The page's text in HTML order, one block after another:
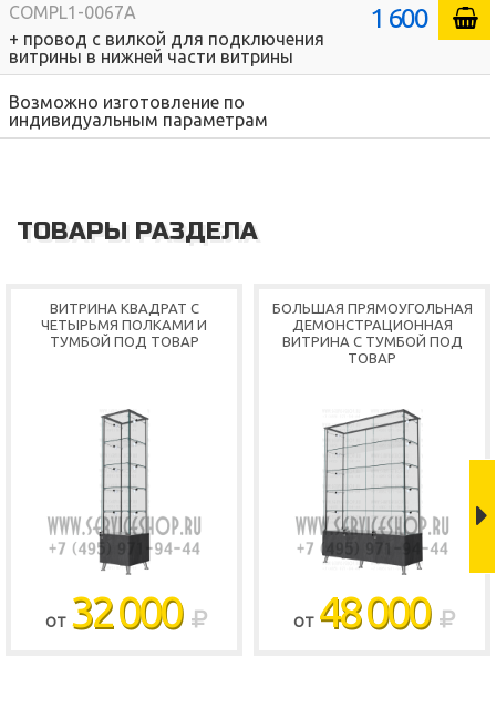
COMPL1-0067A
+ провод с вилкой для подключения
витрины в нижней части витрины
1 600
Возможно изготовление по
индивидуальным параметрам
ТОВАРЫ РАЗДЕЛА
ВИТРИНА КВАДРАТ С
ЧЕТЫРЬМЯ ПОЛКАМИ И
ТУМБОЙ ПОД ТОВАР
ОТ 32 000
БОЛЬШАЯ ПРЯМОУГОЛЬНАЯ
ДЕМОНСТРАЦИОННАЯ
ВИТРИНА С ТУМБОЙ ПОД
ТОВАР
ОТ 48 000